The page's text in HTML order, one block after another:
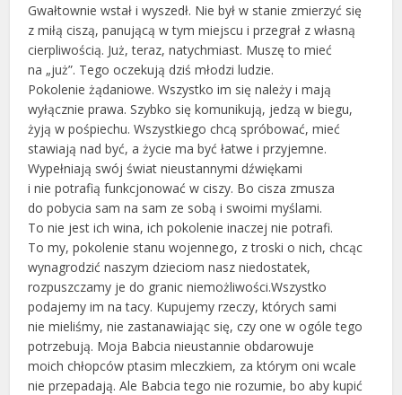
Gwałtownie wstał i wyszedł. Nie był w stanie zmierzyć się
z miłą ciszą, panującą w tym miejscu i przegrał z własną
cierpliwością. Już, teraz, natychmiast. Muszę to mieć
na „już”. Tego oczekują dziś młodzi ludzie.
Pokolenie żądaniowe. Wszystko im się należy i mają
wyłącznie prawa. Szybko się komunikują, jedzą w biegu,
żyją w pośpiechu. Wszystkiego chcą spróbować, mieć
stawiają nad być, a życie ma być łatwe i przyjemne.
Wypełniają swój świat nieustannymi dźwiękami
i nie potrafią funkcjonować w ciszy. Bo cisza zmusza
do pobycia sam na sam ze sobą i swoimi myślami.
To nie jest ich wina, ich pokolenie inaczej nie potrafi.
To my, pokolenie stanu wojennego, z troski o nich, chcąc
wynagrodzić naszym dzieciom nasz niedostatek,
rozpuszczamy je do granic niemożliwości.Wszystko
podajemy im na tacy. Kupujemy rzeczy, których sami
nie mieliśmy, nie zastanawiając się, czy one w ogóle tego
potrzebują. Moja Babcia nieustannie obdarowuje
moich chłopców ptasim mleczkiem, za którym oni wcale
nie przepadają. Ale Babcia tego nie rozumie, bo aby kupić